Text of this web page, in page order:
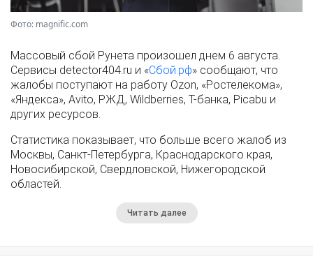
Фото: magnific.com
Массовый сбой Рунета произошел днем 6 августа.
Сервисы detector404.ru и «Сбой.рф» сообщают, что
жалобы поступают на работу Ozon, «Ростелекома»,
«Яндекса», Avito, РЖД, Wildberries, Т-банка, Picabu и
других ресурсов.
Статистика показывает, что больше всего жалоб из
Москвы, Санкт-Петербурга, Краснодарского края,
Новосибирской, Свердловской, Нижегородской
областей.
Читать далее